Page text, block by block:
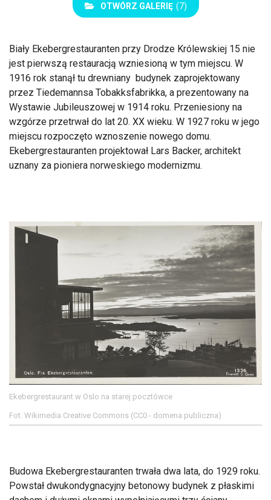
OTWÓRZ GALERIĘ (7)
Biały Ekebergrestauranten przy Drodze Królewskiej 15 nie
jest pierwszą restauracją wzniesioną w tym miejscu. W
1916 rok stanął tu drewniany budynek zaprojektowany
przez Tiedemannsa Tobakksfabrikka, a prezentowany na
Wystawie Jubileuszowej w 1914 roku. Przeniesiony na
wzgórze przetrwał do lat 20. XX wieku. W 1927 roku w jego
miejscu rozpoczęto wznoszenie nowego domu.
Ekebergrestauranten projektował Lars Backer, architekt
uznany za pioniera norweskiego modernizmu.
Ekebergrestaurant w Oslo na starej pocztówce
Fot. Wikimedia Creative Commons (CC0 - domena publiczna)
Budowa Ekebergrestauranten trwała dwa lata, do 1929 roku.
Powstał dwukondygnacyjny betonowy budynek z płaskimi